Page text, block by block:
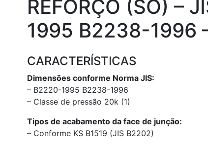
REFORÇO (SO) –
1995 B2238-1996
CARACTERÍSTICAS
Dimensões conforme Norma JIS:
– B2220-1995 B2238-1996
– Classe de pressão 20k (1)
Tipos de acabamento da face de junção:
– Conforme KS B1519 (JIS B2202)